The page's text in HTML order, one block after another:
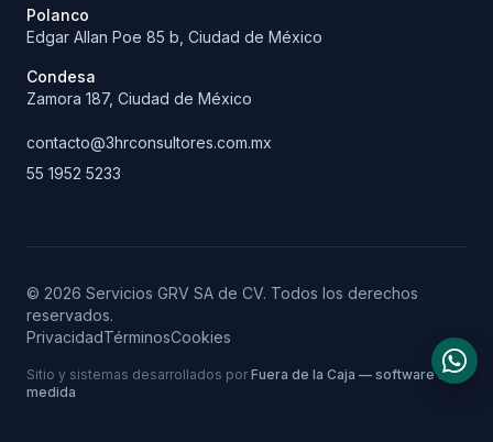
Polanco
Edgar Allan Poe 85 b, Ciudad de México
Condesa
Zamora 187, Ciudad de México
contacto@3hrconsultores.com.mx
55 1952 5233
© 2026 Servicios GRV SA de CV. Todos los derechos
reservados.
PrivacidadTérminosCookies
Sitio y sistemas desarrollados por Fuera de la Caja — software a
medida